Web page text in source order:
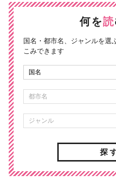
何を読
国名・都市名、ジャンルを選
こみできます
探